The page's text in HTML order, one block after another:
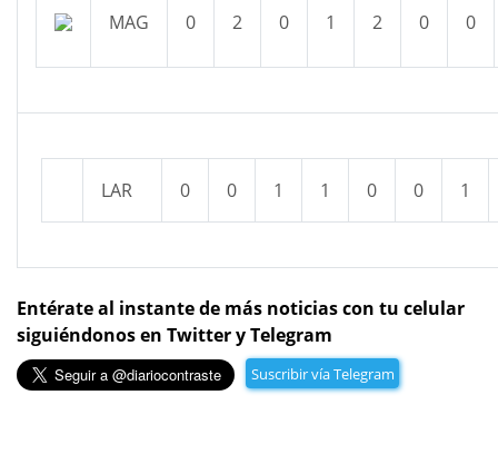
MAG 0 2 0 1 2 0 0
LAR 0 0 1 1 0 0 1
Entérate al instante de más noticias con tu celular
siguiéndonos en Twitter y Telegram
Suscribir vía Telegram